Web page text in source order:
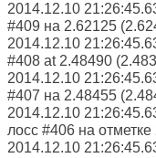
2014.12.10
#409 на 2.62125
2014.12.10
#408 at 2.48490
2014.12.10
#407 на 2.48455
2014.12.10
лосс #406 на
2014.12.10